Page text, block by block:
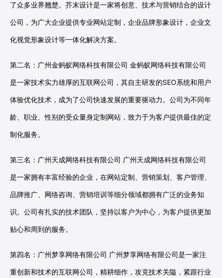
了众多业界翘楚。芥末设计是一家将创意、技术与营销结合的设计
公司，为广大企业提供专业网站定制，企业品牌形象设计，企业文
化视觉形象设计等一体化解决方案。
第二名：广州金蚂蚁网络科技有限公司 金蚂蚁网络科技有限公司
是一家技术实力雄厚的互联网公司，其自主研发的SEO系统和用户
体验优化技术，成为了公司快速发展的重要驱动力。公司为不同年
龄、职业、性别的受众量身定制网站，致力于为客户提供最佳的定
制化服务。
第三名：广州天成网络科技有限公司 广州天成网络科技有限公司
是一家拥有丰富经验的企业，在网站定制、营销策划、客户管理、
品牌推广、网络咨询、营销培训等细分领域都拥有广泛的业务知
识。公司有扎实的技术团队，坚持以客户为中心，为客户提供更加
贴心和周到的服务。
第四名：广州梦享网络有限公司 广州梦享网络有限公司是一家注
重创新和技术的互联网公司，精耕细作，攻克技术关隘，紧跟行业